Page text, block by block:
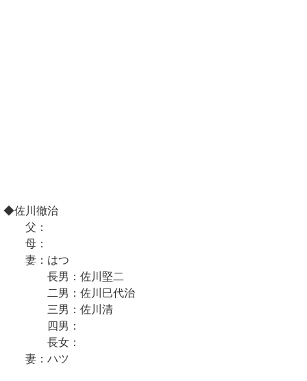
◆佐川徹治
父：
母：
妻：はつ
長男：佐川堅二
二男：佐川巳代治
三男：佐川清
四男：
長女：
妻：ハツ